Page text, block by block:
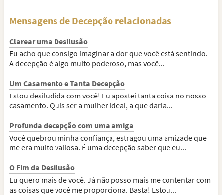
Mensagens de Decepção relacionadas
Clarear uma Desilusão
Eu acho que consigo imaginar a dor que você está sentindo.
A decepção é algo muito poderoso, mas você...
Um Casamento e Tanta Decepção
Estou desiludida com você! Eu apostei tanta coisa no nosso
casamento. Quis ser a mulher ideal, a que daria...
Profunda decepção com uma amiga
Você quebrou minha confiança, estragou uma amizade que
me era muito valiosa. É uma decepção saber que eu...
O Fim da Desilusão
Eu quero mais de você. Já não posso mais me contentar com
as coisas que você me proporciona. Basta! Estou...